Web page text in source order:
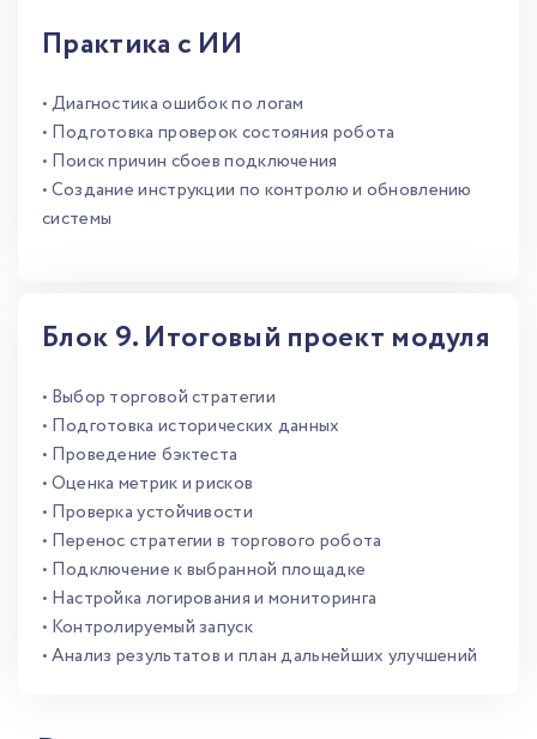
Практика с ИИ
• Диагностика ошибок по логам
• Подготовка проверок состояния робота
• Поиск причин сбоев подключения
• Создание инструкции по контролю и обновлению
системы
Блок 9. Итоговый проект модуля
• Выбор торговой стратегии
• Подготовка исторических данных
• Проведение бэктеста
• Оценка метрик и рисков
• Проверка устойчивости
• Перенос стратегии в торгового робота
• Подключение к выбранной площадке
• Настройка логирования и мониторинга
• Контролируемый запуск
• Анализ результатов и план дальнейших улучшений